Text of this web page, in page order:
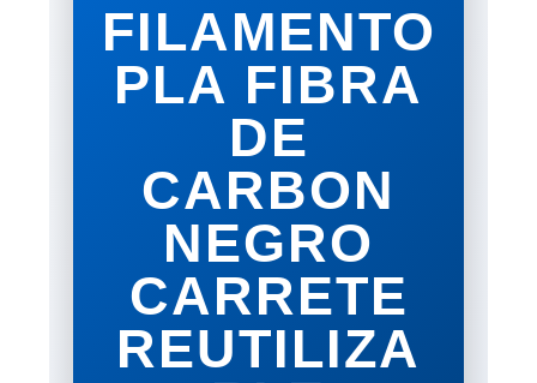
FILAMENTO
PLA FIBRA
DE
CARBON
NEGRO
CARRETE
REUTILIZA